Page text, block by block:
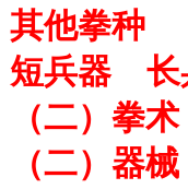
其他拳种
短兵器
（二）拳
（二）器